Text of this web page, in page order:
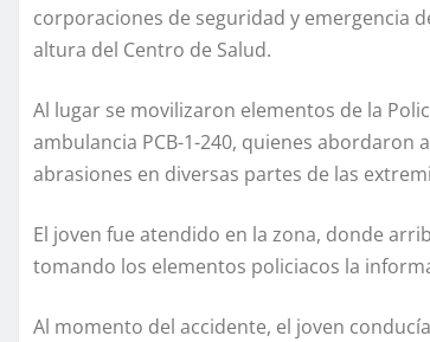
corporaciones de seguridad y emergencia
altura del Centro de Salud.
Al lugar se movilizaron elementos de la
ambulancia PCB-1-240, quienes
abrasiones en diversas partes de las
El joven fue atendido en la zona, donde
tomando los elementos policiacos la
Al momento del accidente, el joven